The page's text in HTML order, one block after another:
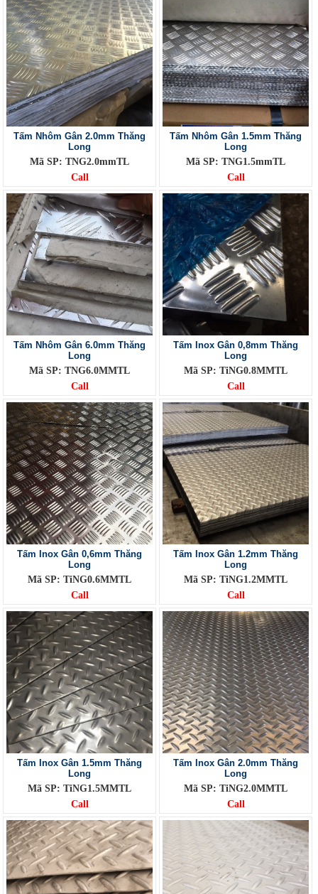
Tấm Nhôm Gân 2.0mm Thăng
Long
Mã SP: TNG2.0mmTL
Call
Tấm Nhôm Gân 1.5mm Thăng
Long
Mã SP: TNG1.5mmTL
Call
Tấm Nhôm Gân 6.0mm Thăng
Long
Mã SP: TNG6.0MMTL
Call
Tấm Inox Gân 0,8mm Thăng
Long
Mã SP: TiNG0.8MMTL
Call
Tấm Inox Gân 0,6mm Thăng
Long
Mã SP: TiNG0.6MMTL
Call
Tấm Inox Gân 1.2mm Thăng
Long
Mã SP: TiNG1.2MMTL
Call
Tấm Inox Gân 1.5mm Thăng
Long
Mã SP: TiNG1.5MMTL
Call
Tấm Inox Gân 2.0mm Thăng
Long
Mã SP: TiNG2.0MMTL
Call